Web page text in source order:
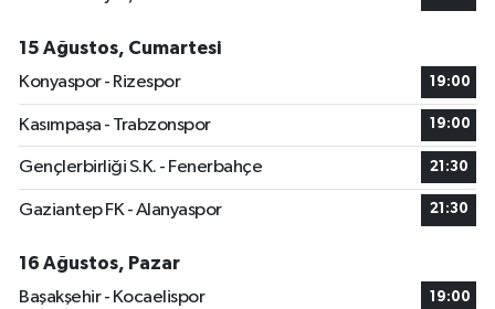
15 Ağustos, Cumartesi
Konyaspor - Rizespor
19:00
Kasımpaşa - Trabzonspor 19:00
Gençlerbirliği S.K. - Fenerbahçe 21:30
Gaziantep FK - Alanyaspor 21:30
16 Ağustos, Pazar
Başakşehir - Kocaelispor
19:00